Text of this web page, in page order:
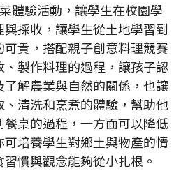
驗活動，讓學生在校園學
採收，讓學生從土地學習到
可貴，搭配親子創意料理競賽
製作料理的過程，讓孩子認
解農業與自然的關係，也讓
清洗和烹煮的體驗，幫助他
桌的過程，一方面可以降低
培養學生對鄉土與物產的情
慣與觀念能夠從小扎根。